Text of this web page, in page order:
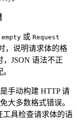
或 Request
，说明请求体的格
JSON 语法不正
手动构建 HTTP 请
大多数格式错误。
工具检查请求体的语